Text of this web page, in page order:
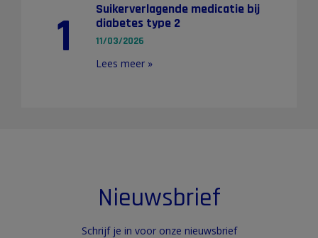
1
Suikerverlagende medicatie bij
diabetes type 2
11/03/2026
Lees meer »
Nieuwsbrief
Schrijf je in voor onze nieuwsbrief